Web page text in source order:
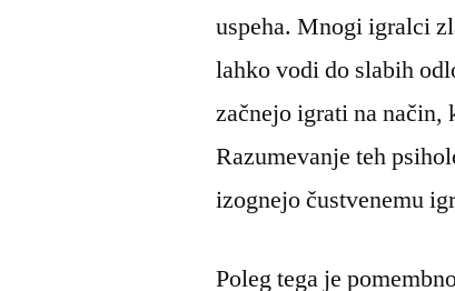
uspeha. Mnogi igralci
lahko vodi do slabih
začnejo igrati na način,
Razumevanje teh
izognejo čustvenemu
Poleg tega je